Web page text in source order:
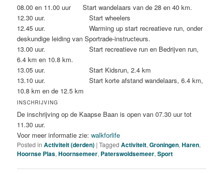
08.00 en 11.00 uur Start wandelaars van de 28 en 40 km.
12.30 uur. Start wheelers
12.45 uur. Warming up start recreatieve run, onder
deskundige leiding van Sportrade-instructeurs.
13.00 uur. Start recreatieve run en Bedrijven run,
6.4 km en 10.8 km.
13.05 uur. Start Kidsrun, 2.4 km
13.10 uur. Start korte afstand wandelaars, 6.4 km,
10.8 km en de 12.5 km
INSCHRIJVING
De inschrijving op de Kaapse Baan is open van 07.30 uur tot
11.30 uur.
Voor meer informatie zie:walkforlife
Posted in Activiteit (derden) |Tagged Activiteit,Groningen,Haren,
Hoornse Plas,Hoornsemeer, Paterswoldsemeer,Sport